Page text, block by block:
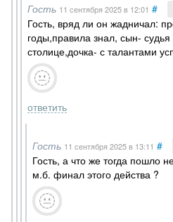
Гость 11 сентября 2025в 12:01 #
Гость, вряд ли он жадничал:
годы,правила знал, сын-
столице,дочка- с талантами
ответить
Гость 11 сентября 2025в 13:11 #
Гость, а что же тогда пошло
м.б. финал этого действа ?